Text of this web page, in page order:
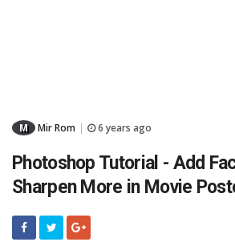
M Mir Rom 6 years ago
Photoshop Tutorial - Add
Sharpen More in Movie